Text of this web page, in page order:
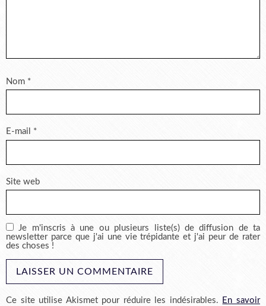
Nom *
E-mail *
Site web
Je m'inscris à une ou plusieurs liste(s) de diffusion de ta
newsletter parce que j'ai une vie trépidante et j'ai peur de rater
des choses !
Ce site utilise Akismet pour réduire les indésirables. En savoir